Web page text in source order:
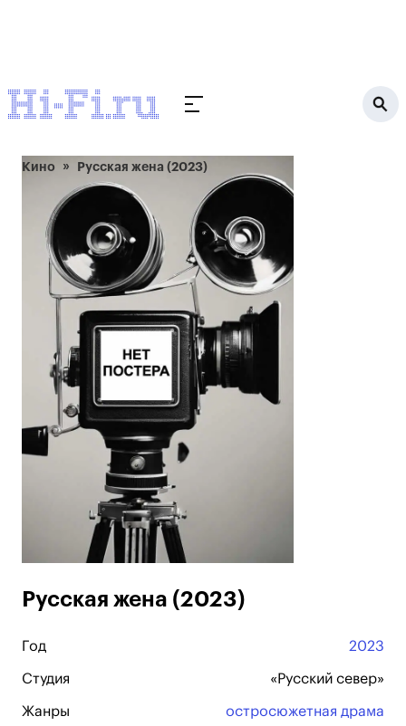
Кино Русская жена (2023)
Русская жена (2023)
Год 2023
Студия «Русский север»
Жанры остросюжетная драма